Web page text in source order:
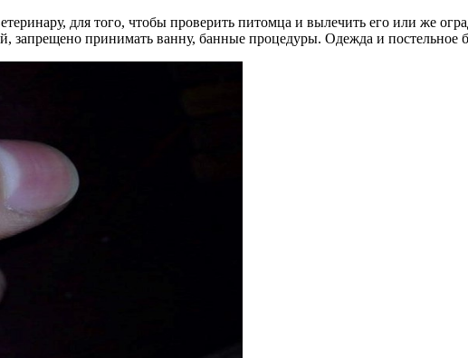
для того, чтобы проверить питомца и вылечить его или же
запрещено принимать ванну, банные процедуры. Одежда и постельное